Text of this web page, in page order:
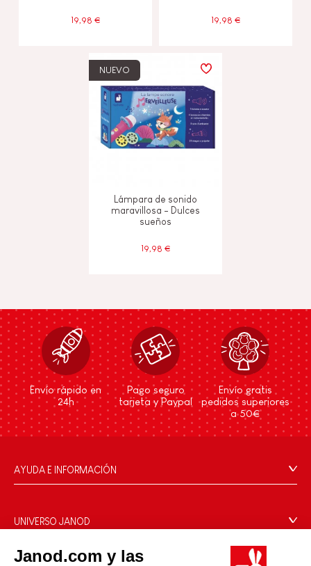
Janod.com y las
19,98 € 19,98 €
NUEVO
Lámpara de sonido
maravillosa - Dulces
sueños
19,98 €
Envío rápido en
24h
Pago seguro
tarjeta y Paypal
Envío gratis
pedidos superiores
a 50€
AYUDA E INFORMACIÓN
Preguntas más frecuentes
Tiendas
UNIVERSO JANOD